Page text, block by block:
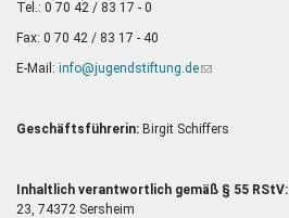
Schule & Beruf
Tel.: 0 70 42 / 83 17 - 0
Fax: 0 70 42 / 83 17 - 40
E-Mail: info@jugendstiftung.de(Link
Mail)
Geschäftsführerin: Birgit Schiffers
Inhaltlich verantwortlich gemäß § 55 RStV:
23, 74372 Sersheim